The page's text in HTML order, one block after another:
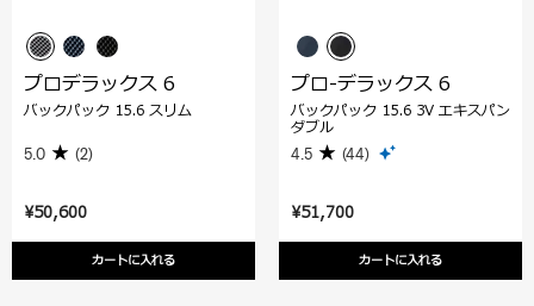
¥50,600
カートに入れる
プロデラックス 6
バックパック 15.6 スリム
5.0 (2)
¥51,700
カートに入れる
プロ-デラックス 6
バックパック 15.6 3V エキスパン
ダブル
4.5 (44)